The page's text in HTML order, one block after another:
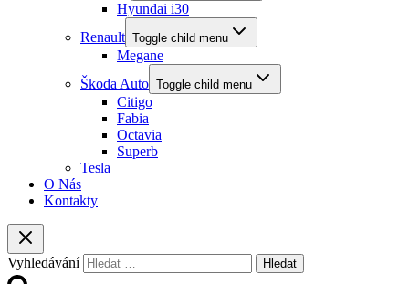
Hyundai i30
Renault Toggle child menu
Megane
Škoda Auto Toggle child menu
Citigo
Fabia
Octavia
Superb
Tesla
O Nás
Kontakty
Vyhledávání